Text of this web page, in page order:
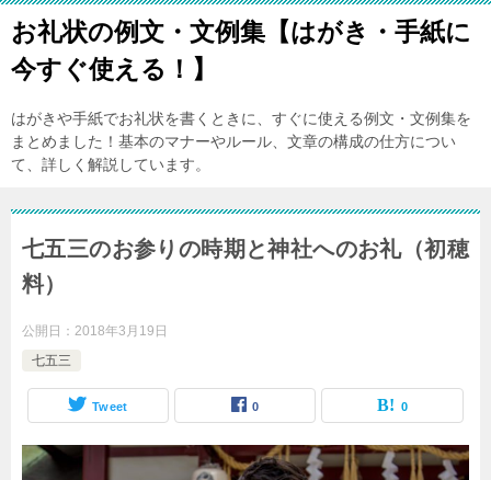
お礼状の例文・文例集【はがき・手紙に
今すぐ使える！】
はがきや手紙でお礼状を書くときに、すぐに使える例文・文例集を
まとめました！基本のマナーやルール、文章の構成の仕方につい
て、詳しく解説しています。
七五三のお参りの時期と神社へのお礼（初穂
料）
公開日： 2018年3月19日
七五三
Tweet 0 0